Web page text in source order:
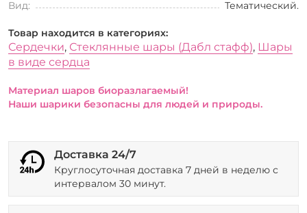
Вид:
Тематический.
Товар находится в категориях:
Сердечки, Стеклянные шары (Дабл стафф), Шары
в виде сердца
Материал шаров биоразлагаемый!
Наши шарики безопасны для людей и природы.
Доставка 24/7
Круглосуточная доставка 7 дней в неделю с
интервалом 30 минут.